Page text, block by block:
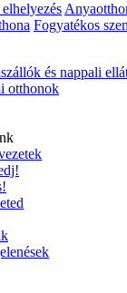
Fogyatékos
és nappali
otthonok